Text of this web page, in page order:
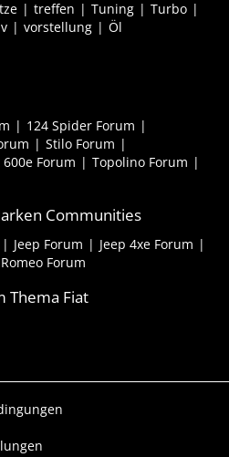
treffen Tuning
Turbo
vorstellung Öl
124 Spider Forum
Stilo Forum
600e Forum
Topolino Forum
Communities
Jeep Forum
Jeep 4xe Forum
Forum
Thema Fiat